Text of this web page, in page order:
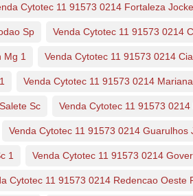
Cytotec 11 91573 0214 Fortaleza
Sp Venda Cytotec 11 91573 0214
Mg 1 Venda Cytotec 11 91573 0214
Venda Cytotec 11 91573 0214
Sc Venda Cytotec 11 91573
Venda Cytotec 11 91573 0214 Guarulhos
1 Venda Cytotec 11 91573 0214
Cytotec 11 91573 0214 Redencao Oeste